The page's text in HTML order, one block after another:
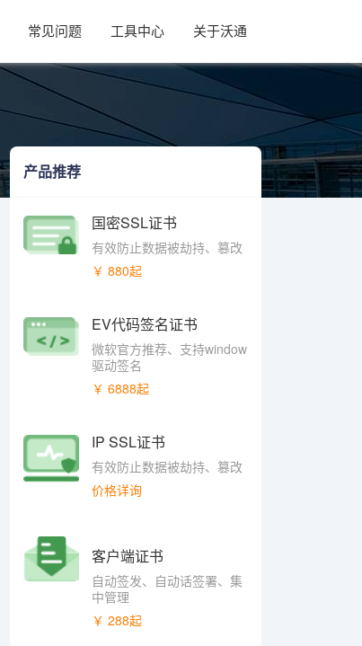
常见问题 工具中心 关于沃通
产品推荐
国密SSL证书
有效防止数据被劫持、篡改
￥ 880起
EV代码签名证书
微软官方推荐、支持window
驱动签名
￥ 6888起
IP SSL证书
有效防止数据被劫持、篡改
价格详询
客户端证书
自动签发、自动话签署、集
中管理
￥ 288起